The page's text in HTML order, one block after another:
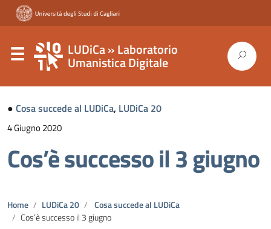
LUDiCa » Laboratorio
Umanistica Digitale
● Cosa succede al LUDiCa, LUDiCa 20
4 Giugno 2020
Cos’è successo il 3 giugno
Home LUDiCa 20
Cosa succede al LUDiCa
Cos’è successo il 3 giugno